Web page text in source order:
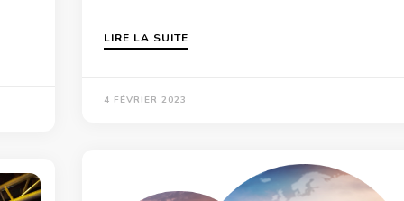
LIRE LA SUITE
4 FÉVRIER 2023